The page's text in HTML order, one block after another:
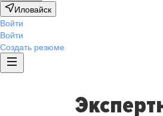
Иловайск
Войти
Войти
Создать резюме